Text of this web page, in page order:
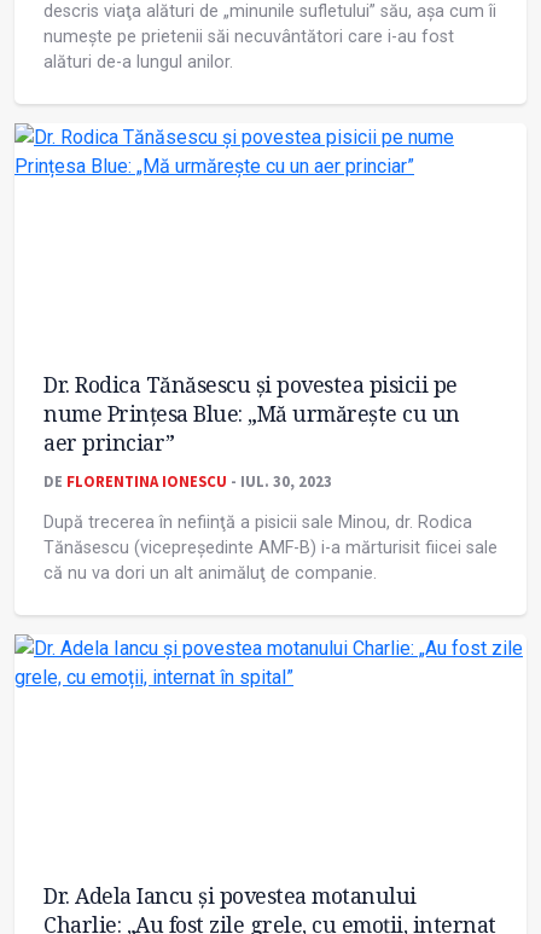
descris viaţa alături de „minunile sufletului” său, așa cum îi
numește pe prietenii săi necuvântători care i-au fost
alături de-a lungul anilor.
Dr. Rodica Tănăsescu și povestea pisicii pe
nume Prințesa Blue: „Mă urmărește cu un
aer princiar”
DE FLORENTINA IONESCU - IUL. 30, 2023
După trecerea în nefiinţă a pisicii sale Minou, dr. Rodica
Tănăsescu (vicepreședinte AMF-B) i-a mărturisit fiicei sale
că nu va dori un alt animăluţ de companie.
Dr. Adela Iancu și povestea motanului
Charlie: „Au fost zile grele, cu emoții, internat